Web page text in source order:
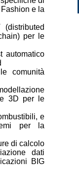
e la
(distributed
per le
automatico
comunità
3D per le
e
per la
di calcolo
dati
BIG